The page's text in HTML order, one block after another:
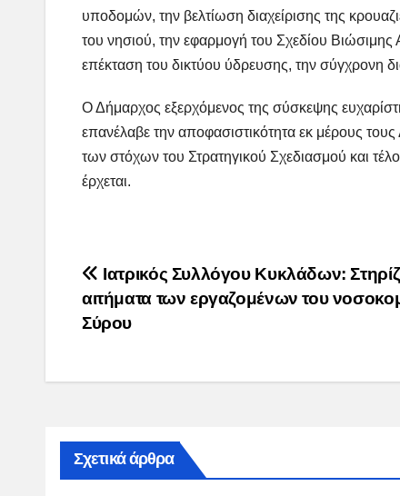
υποδομών, την βελτίωση διαχείρισης της
του νησιού, την εφαρμογή του Σχεδίου Βιώσιμης
επέκταση του δικτύου ύδρευσης, την σύγχρονη
Ο Δήμαρχος εξερχόμενος της σύσκεψης
επανέλαβε την αποφασιστικότητα εκ μέρους
των στόχων του Στρατηγικού Σχεδιασμού και
έρχεται.
Post
navigation
Ιατρικός Συλλόγου Κυκλάδων:
αιτήματα των εργαζομένων του
Σύρου
Σχετικά άρθρα